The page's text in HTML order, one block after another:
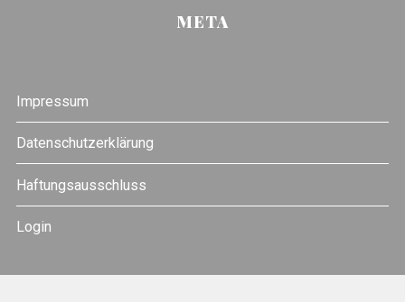
META
Impressum
Datenschutzerklärung
Haftungsausschluss
Login